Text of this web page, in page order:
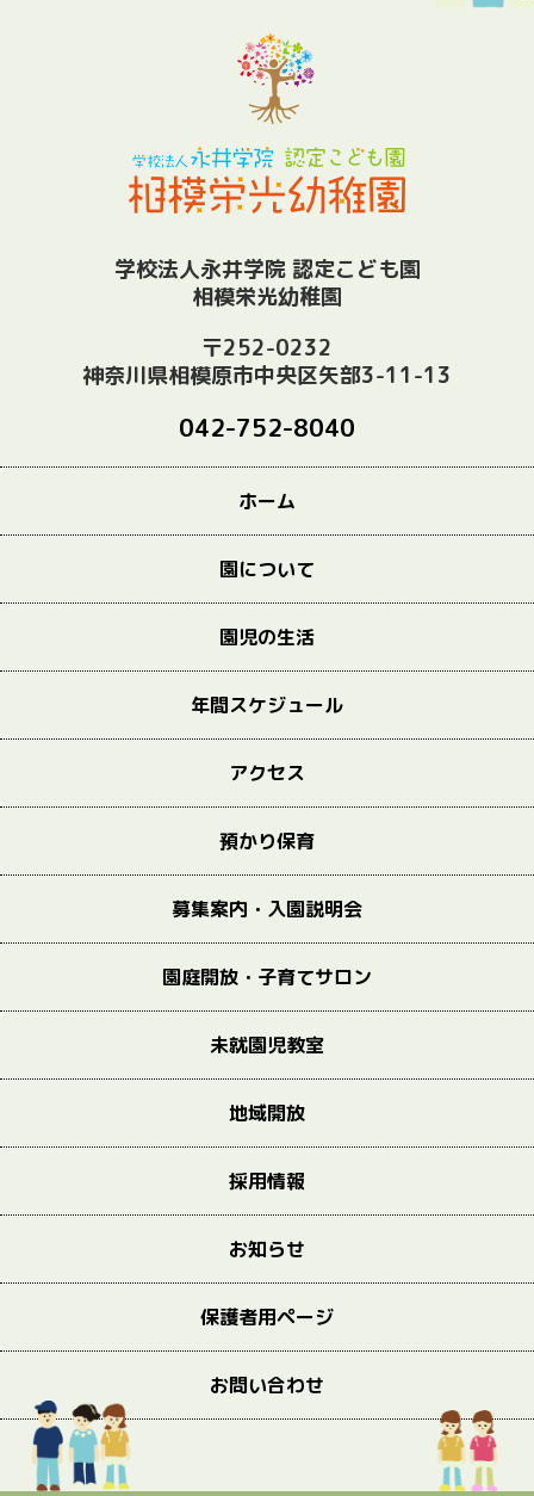
学校法人永井学院 認定こども園
相模栄光幼稚園
〒252-0232
神奈川県相模原市中央区矢部3-11-13
042-752-8040
ホーム
園について
園児の生活
年間スケジュール
アクセス
預かり保育
募集案内・入園説明会
園庭開放・子育てサロン
未就園児教室
地域開放
採用情報
お知らせ
保護者用ページ
お問い合わせ